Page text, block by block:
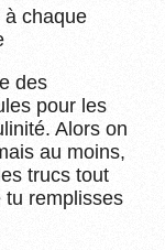
à chaque
des
pour les
Alors on
au moins,
trucs tout
tu remplisses